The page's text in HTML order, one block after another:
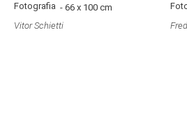
Fotografia - 66 x 100 cm
Vitor Schietti